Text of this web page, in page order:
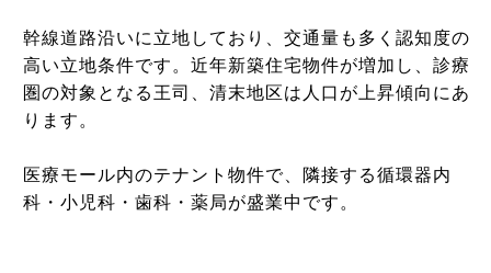
幹線道路沿いに立地しており、交通量も多く認知度の
高い立地条件です。近年新築住宅物件が増加し、診療
圏の対象となる王司、清末地区は人口が上昇傾向にあ
ります。
医療モール内のテナント物件で、隣接する循環器内
科・小児科・歯科・薬局が盛業中です。